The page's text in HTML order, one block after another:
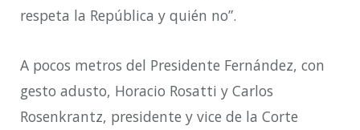
respeta la República y quién no”.
A pocos metros del Presidente Fernández, con
gesto adusto, Horacio Rosatti y Carlos
Rosenkrantz, presidente y vice de la Corte